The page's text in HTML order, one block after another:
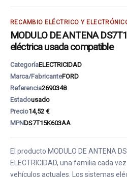
RECAMBIO ELÉCTRICO Y
MODULO DE ANTENA
eléctrica usada compatible
CategoríaELECTRICIDAD
Marca/FabricanteFORD
Referencia2690348
Estadousado
Precio14,52 €
MPNDS7T15K603AA
El producto MODULO DE ANTENA
ELECTRICIDAD, una familia cada
vehículos actuales. Los sistemas